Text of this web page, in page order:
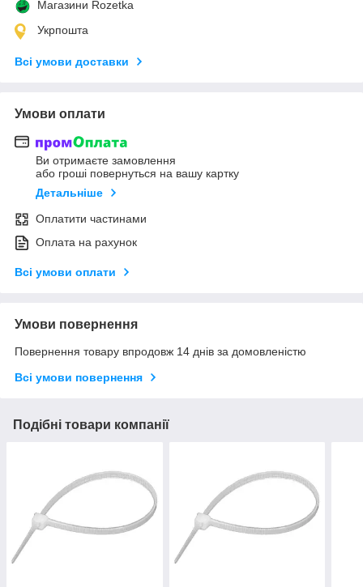
Магазини Rozetka
Укрпошта
Всі умови доставки
Умови оплати
Ви отримаєте замовлення
або гроші повернуться на вашу картку
Детальніше
Оплатити частинами
Оплата на рахунок
Всі умови оплати
Умови повернення
Повернення товару впродовж 14 днів за домовленістю
Всі умови повернення
Подібні товари компанії